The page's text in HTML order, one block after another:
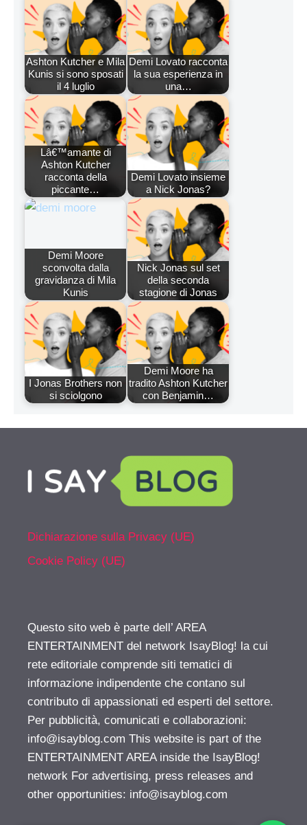
Ashton Kutcher e Mila
Kunis si sono sposati
il 4 luglio
Demi Lovato racconta
la sua esperienza in
una…
Lâ€™amante di
Ashton Kutcher
racconta della
piccante…
Demi Lovato insieme
a Nick Jonas?
Demi Moore
sconvolta dalla
gravidanza di Mila
Kunis
Nick Jonas sul set
della seconda
stagione di Jonas
I Jonas Brothers non
si sciolgono
Demi Moore ha
tradito Ashton Kutcher
con Benjamin…
Dichiarazione sulla Privacy (UE)
Cookie Policy (UE)
Questo sito web è parte dell’ AREA
ENTERTAINMENT del network IsayBlog! la cui
rete editoriale comprende siti tematici di
informazione indipendente che contano sul
contributo di appassionati ed esperti del settore.
Per pubblicità, comunicati e collaborazioni:
info@isayblog.com This website is part of the
ENTERTAINMENT AREA inside the IsayBlog!
network For advertising, press releases and
other opportunities: info@isayblog.com